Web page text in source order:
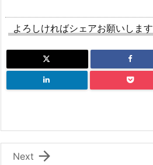
よろしければシェアお願いします

Next